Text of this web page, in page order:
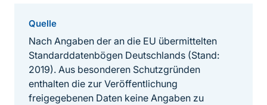
Quelle
Nach Angaben der an die EU übermittelten
Standarddatenbögen Deutschlands (Stand:
2019). Aus besonderen Schutzgründen
enthalten die zur Veröffentlichung
freigegebenen Daten keine Angaben zu